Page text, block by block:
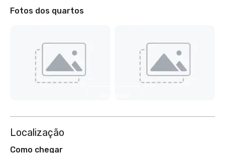
Fotos dos quartos
Localização
Como chegar